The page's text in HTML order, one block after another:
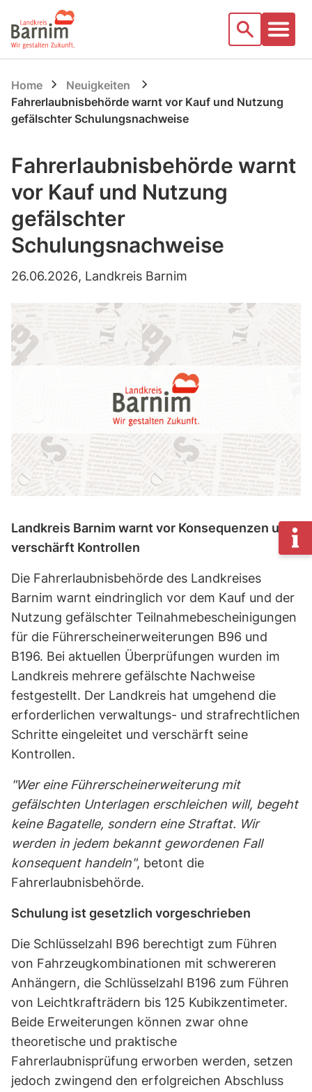
Startseite
Suche
Home
Neuigkeiten
Fahrerlaubnisbehörde warnt vor Kauf und Nutzung
gefälschter Schulungsnachweise
Fahrerlaubnisbehörde warnt
vor Kauf und Nutzung
gefälschter
Schulungsnachweise
26.06.2026, Landkreis Barnim
Landkreis Barnim warnt vor Konsequenzen und
verschärft Kontrollen
Die Fahrerlaubnisbehörde des Landkreises
Barnim warnt eindringlich vor dem Kauf und der
Nutzung gefälschter Teilnahmebescheinigungen
für die Führerscheinerweiterungen B96 und
B196. Bei aktuellen Überprüfungen wurden im
Landkreis mehrere gefälschte Nachweise
festgestellt. Der Landkreis hat umgehend die
erforderlichen verwaltungs- und strafrechtlichen
Schritte eingeleitet und verschärft seine
Kontrollen.
"Wer eine Führerscheinerweiterung mit
gefälschten Unterlagen erschleichen will, begeht
keine Bagatelle, sondern eine Straftat. Wir
werden in jedem bekannt gewordenen Fall
konsequent handeln", betont die
Fahrerlaubnisbehörde.
Schulung ist gesetzlich vorgeschrieben
Die Schlüsselzahl B96 berechtigt zum Führen
von Fahrzeugkombinationen mit schwereren
Anhängern, die Schlüsselzahl B196 zum Führen
von Leichtkrafträdern bis 125 Kubikzentimeter.
Beide Erweiterungen können zwar ohne
theoretische und praktische
Fahrerlaubnisprüfung erworben werden, setzen
jedoch zwingend den erfolgreichen Abschluss